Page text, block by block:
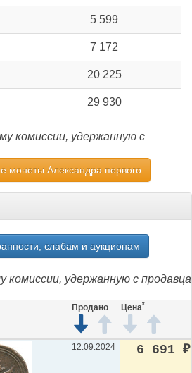
5 599
7 172
20 225
29 930
комиссии, удержанную с
монеты Александра первого
слабам и аукционам
комиссии, удержанную с продавца
Продано Цена*
12.09.2024 6 691 ₽